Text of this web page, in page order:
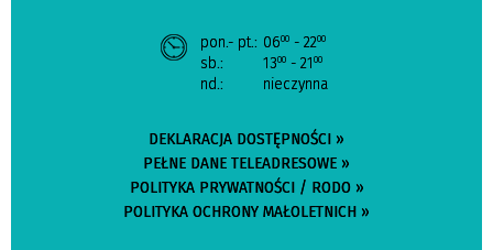
pon.- pt.: 0600 - 2200
sb.: 1300 - 21 00
nd.: nieczynna
DEKLARACJA DOSTĘPNOŚCI »
PEŁNE DANE TELEADRESOWE »
POLITYKA PRYWATNOŚCI / RODO »
POLITYKA OCHRONY MAŁOLETNICH »